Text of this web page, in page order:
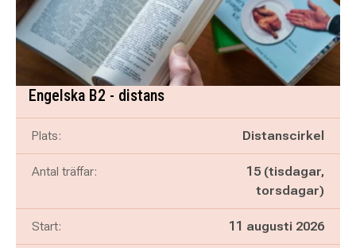
Engelska B2 - distans
Plats: Distanscirkel
Antal träffar:
15 (tisdagar,
torsdagar)
Start: 11 augusti 2026